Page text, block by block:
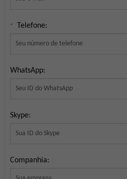
* Telefone:
WhatsApp:
Skype:
Companhia: